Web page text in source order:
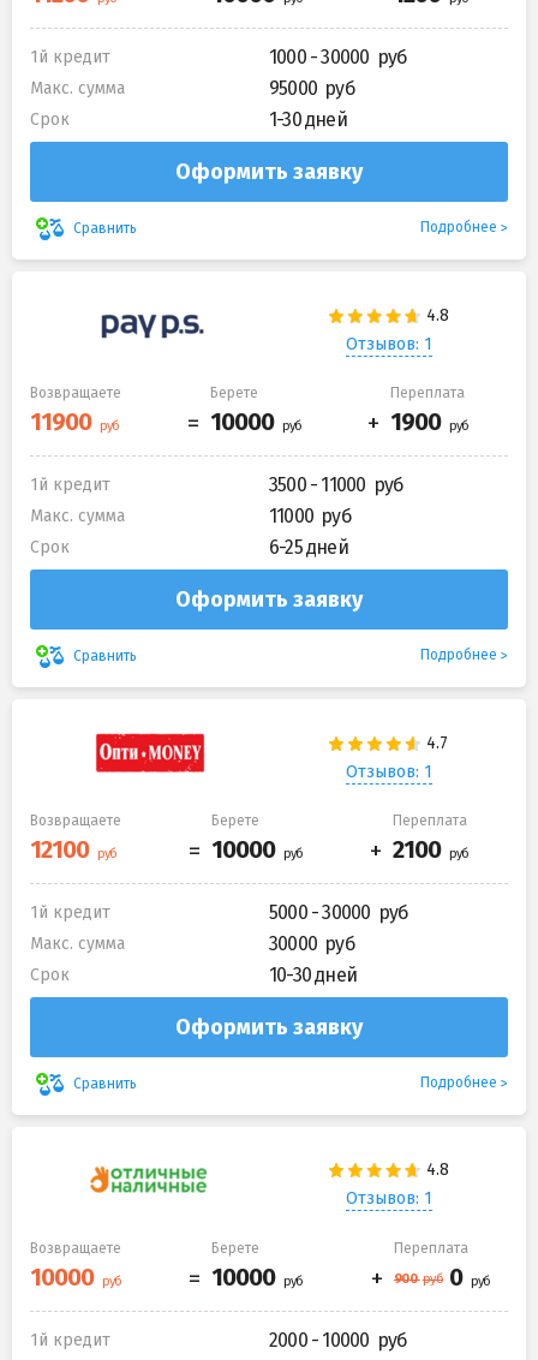
1й кредит 1000 - 30000
Макс. сумма 95000
Срок 1-30 дней
Оформить заявку
Сравнить Подробнее
Отзывов: 1
Возвращаете Берете Переплата
1й кредит 3500 - 11000
Макс. сумма 11000
Срок 6-25 дней
Оформить заявку
Сравнить Подробнее
Отзывов: 1
Возвращаете Берете Переплата
1й кредит 5000 - 30000
Макс. сумма 30000
Срок 10-30 дней
Оформить заявку
Сравнить Подробнее
Отзывов: 1
Возвращаете Берете Переплата
1й кредит
2000 - 10000